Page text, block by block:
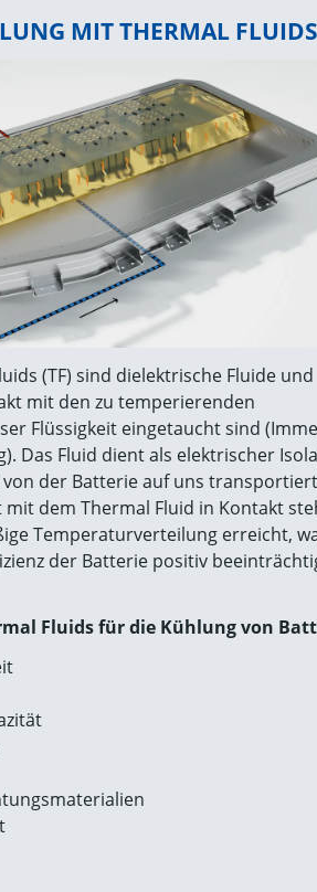
MIT THERMAL FLUIDS
(TF) sind dielektrische Fluide und
mit den zu temperierenden
Flüssigkeit eingetaucht sind
Das Fluid dient als elektrischer
der Batterie auf uns
dem Thermal Fluid in Kontakt
Temperaturverteilung erreicht,
der Batterie positiv
Fluids für die Kühlung von